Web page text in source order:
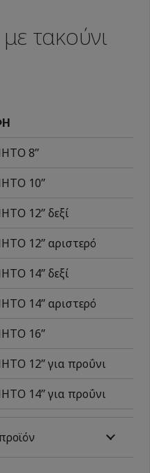
τακούνι
8’’
10’’
12’’ δεξί
12’’ αριστερό
14’’ δεξί
14’’ αριστερό
16’’
12’’ για προΰνι
14’’ για προΰνι